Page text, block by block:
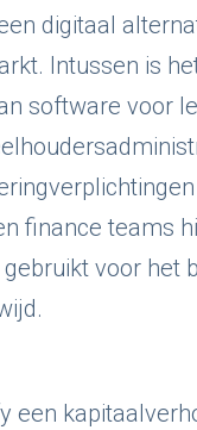
digitaal
Intussen is
software voor
finance teams
voor het
een